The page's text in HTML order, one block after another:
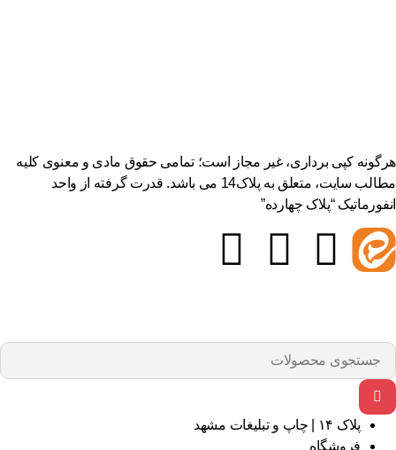
هرگونه کپی برداری، غیر مجاز است؛ تمامی حقوق مادی و معنوی کلیه
مطالب سایت، متعلق به پلاک14 می باشد. قدرت گرفته از واحد
انفورماتیک “پلاک چهارده”
پلاک ۱۴ | چاپ و تبلیغات مشهد
فروشگاه